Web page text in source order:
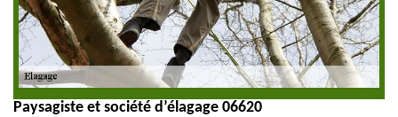
Paysagiste et société d’élagage 06620